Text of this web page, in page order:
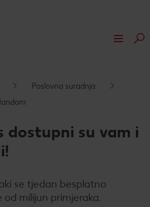
svijet
suradnju
Poslovna suradnja
dostupni su vam i
se tjedan besplatno
od milijun primjeraka.